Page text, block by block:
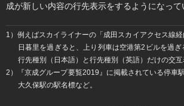
成が新しい内容の行先表示をするようになって
1）例えばスカイライナーの「成田スカイアクセス線
日暮里を過ぎると、上り列車は空港第2ビルを過ぎ
行先種別（日本語）と行先種別（英語）だけの交互
2）『京成グループ要覧2019』に掲載されている停車
大久保駅の駅名標など。